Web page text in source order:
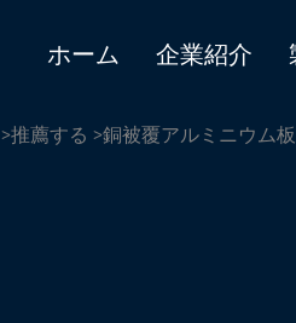
ホーム 企業紹介
>推薦する >銅被覆アルミニウム板